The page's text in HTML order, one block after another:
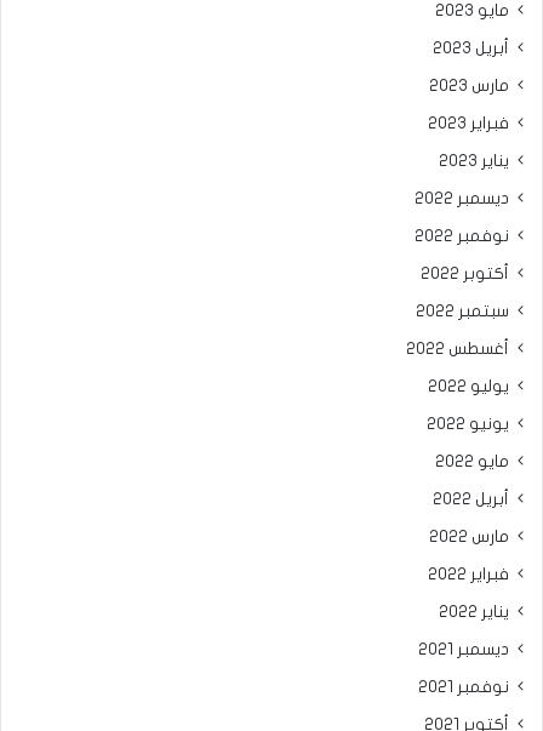
مايو 2023
أبريل 2023
مارس 2023
فبراير 2023
يناير 2023
ديسمبر 2022
نوفمبر 2022
أكتوبر 2022
سبتمبر 2022
أغسطس 2022
يوليو 2022
يونيو 2022
مايو 2022
أبريل 2022
مارس 2022
فبراير 2022
يناير 2022
ديسمبر 2021
نوفمبر 2021
أكتوبر 2021